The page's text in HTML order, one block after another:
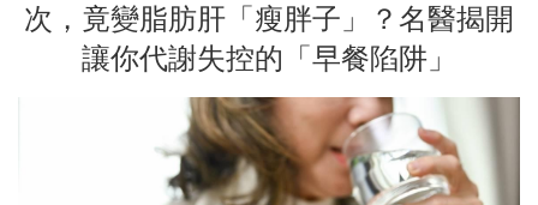
次，竟變脂肪肝「瘦胖子」？名醫揭開
讓你代謝失控的「早餐陷阱」